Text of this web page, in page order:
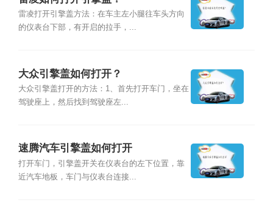
雷凌打开引擎盖方法：在车主左小腿往车头方向
的仪表台下部，有开启的拉手，...
大众引擎盖如何打开？
大众引擎盖打开的方法：1、首先打开车门，坐在
驾驶座上，然后找到驾驶座左...
速腾汽车引擎盖如何打开
打开车门，引擎盖开关在仪表台的左下位置，靠
近汽车地板，车门与仪表台连接...